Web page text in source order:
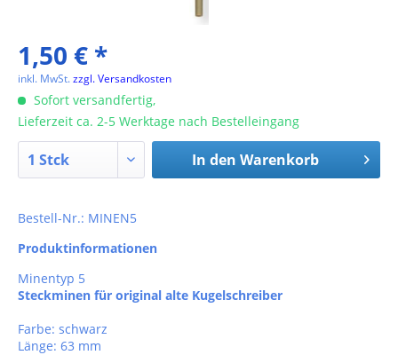
1,50 € *
inkl. MwSt.zzgl. Versandkosten
Sofort versandfertig,
Lieferzeit ca. 2-5 Werktage nach Bestelleingang
In den Warenkorb
Bestell-Nr.: MINEN5
Produktinformationen
Minentyp 5
Steckminen für original alte Kugelschreiber
Farbe: schwarz
Länge: 63 mm